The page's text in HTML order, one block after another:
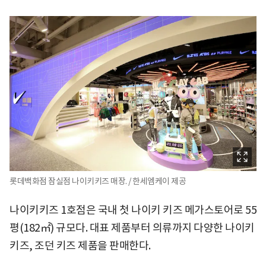
롯데백화점 잠실점 나이키키즈 매장. / 한세엠케이 제공
나이키키즈 1호점은 국내 첫 나이키 키즈 메가스토어로 55
평(182㎡) 규모다. 대표 제품부터 의류까지 다양한 나이키
키즈, 조던 키즈 제품을 판매한다.